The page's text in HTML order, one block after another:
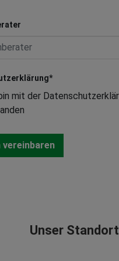
*
Unser Standort